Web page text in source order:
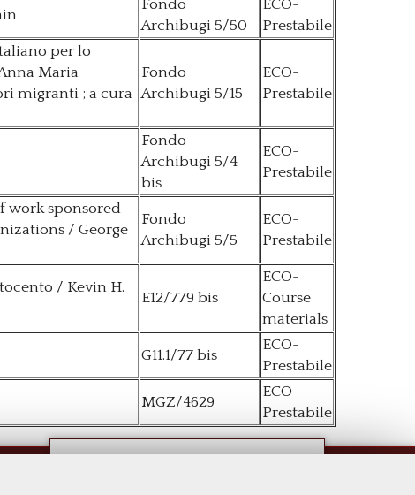
Fondo
Archibugi 5/50
ECO-
Prestabile
per lo
Maria
migranti ; a cura
Fondo
Archibugi 5/15
ECO-
Prestabile
Fondo
Archibugi 5/4
bis
ECO-
Prestabile
work sponsored
/ George
Fondo
Archibugi 5/5
ECO-
Prestabile
/ Kevin H.
E12/779 bis
ECO-
Course
materials
G11.1/77 bis
ECO-
Prestabile
MGZ/4629
ECO-
Prestabile